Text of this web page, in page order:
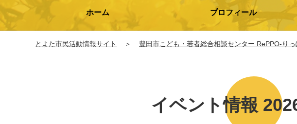
ホーム プロフィール
とよた市民活動情報サイト ＞ 豊田市こども・若者総合相談センター RePPO-りっ
イベント情報